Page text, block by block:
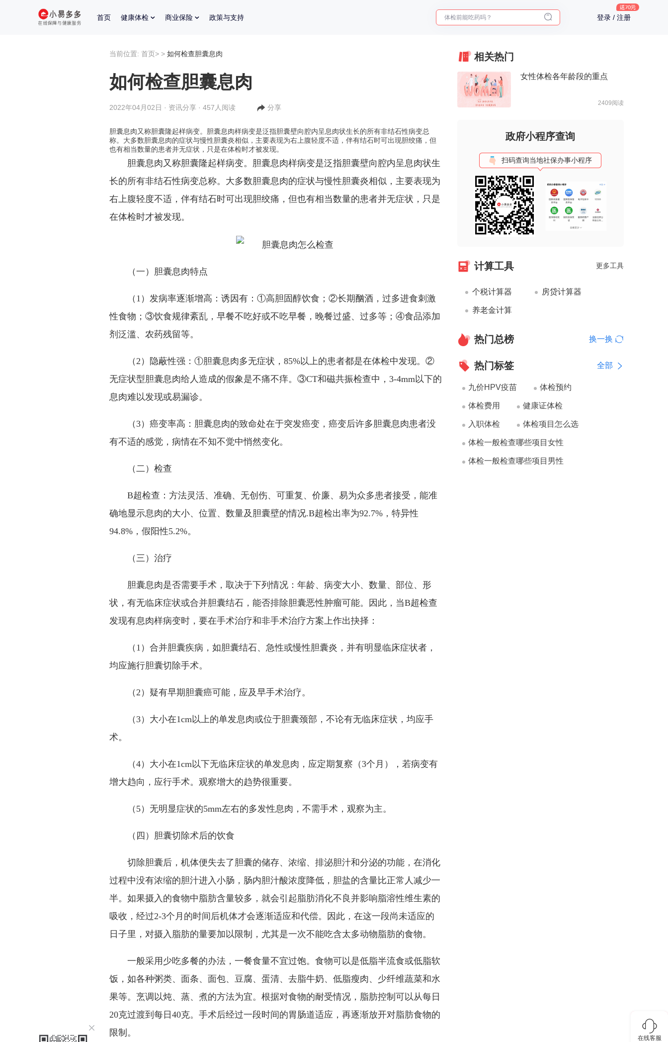
首页 健康体检 商业保险 政策与支持 十大理由告诉你为什么要买保险 登录 / 注册
在线客服
当前位置: 首页> > 如何检查胆囊息肉
如何检查胆囊息肉
2022年04月02日 · 资讯分享 · 457人阅读 分享
胆囊息肉又称胆囊隆起样病变。胆囊息肉样病变是泛指胆囊壁向腔内呈息肉状生长的所有非结石性病变总
称。大多数胆囊息肉的症状与慢性胆囊炎相似，主要表现为右上腹轻度不适，伴有结石时可出现胆绞痛，但
也有相当数量的患者并无症状，只是在体检时才被发现。
胆囊息肉又称胆囊隆起样病变。胆囊息肉样病变是泛指胆囊壁向腔内呈息肉状生
长的所有非结石性病变总称。大多数胆囊息肉的症状与慢性胆囊炎相似，主要表现为
右上腹轻度不适，伴有结石时可出现胆绞痛，但也有相当数量的患者并无症状，只是
在体检时才被发现。
（一）胆囊息肉特点
（ 1 ）发病率逐渐增高：诱因有： ①高胆固醇饮食；②长期酗酒，过多进食刺激
性食物；③饮食规律紊乱，早餐不吃好或不吃早餐，晚餐过盛、过多等； ④食品添加
剂泛滥、农药残留等。
（2 ）隐蔽性强： ①胆囊息肉多无症状， 85%以上的患者都是在体检中发现。②
无症状型胆囊息肉给人造成的假象是不痛不痒。③CT和磁共振检查中， 3-4mm以下的
息肉难以发现或易漏诊。
（3）癌变率高：胆囊息肉的致命处在于突发癌变，癌变后许多胆囊息肉患者没
有不适的感觉，病情在不知不觉中悄然变化。
（二）检查
B超检查：方法灵活、准确、无创伤、可重复、价廉、易为众多患者接受，能准
确地显示息肉的大小、位置、数量及胆囊壁的情况.B超检出率为92.7%，特异性
94.8%，假阳性5.2%。
（三）治疗
胆囊息肉是否需要手术，取决于下列情况：年龄、病变大小、数量、部位、形
状，有无临床症状或合并胆囊结石，能否排除胆囊恶性肿瘤可能。因此，当B超检查
发现有息肉样病变时，要在手术治疗和非手术治疗方案上作出抉择：
（ 1 ）合并胆囊疾病，如胆囊结石、急性或慢性胆囊炎，并有明显临床症状者，
均应施行胆囊切除手术。
（2 ）疑有早期胆囊癌可能，应及早手术治疗。
（3）大小在1cm以上的单发息肉或位于胆囊颈部，不论有无临床症状，均应手
术。
（4）大小在1cm以下无临床症状的单发息肉，应定期复察（3个月），若病变有
增大趋向，应行手术。观察增大的趋势很重要。
（ 5）无明显症状的5mm左右的多发性息肉，不需手术，观察为主。
（四）胆囊切除术后的饮食
切除胆囊后，机体便失去了胆囊的储存、浓缩、排泌胆汁和分泌的功能，在消化
过程中没有浓缩的胆汁进入小肠，肠内胆汁酸浓度降低，胆盐的含量比正常人减少一
半。如果摄入的食物中脂肪含量较多，就会引起脂肪消化不良并影响脂溶性维生素的
吸收，经过2-3个月的时间后机体才会逐渐适应和代偿。因此，在这一段尚未适应的
日子里，对摄入脂肪的量要加以限制，尤其是一次不能吃含太多动物脂肪的食物。
一般采用少吃多餐的办法，一餐食量不宜过饱。食物可以是低脂半流食或低脂软
饭，如各种粥类、面条、面包、豆腐、蛋清、去脂牛奶、低脂瘦肉、少纤维蔬菜和水
果等。烹调以炖、蒸、煮的方法为宜。根据对食物的耐受情况，脂肪控制可以从每日
20克过渡到每日 40克。手术后经过一段时间的胃肠道适应，再逐渐放开对脂肪食物的
限制。
相关热门
女性体检各年龄段的重点
2409阅读
政府小程序查询
扫码查询当地社保办事小程序
计算工具 更多工具
个税计算器 房贷计算器
养老金计算
热门总榜 换一换
热门标签 全部
九价HPV疫苗 体检预约
体检费用 健康证体检
入职体检 体检项目怎么选
体检一般检查哪些项目女性
体检一般检查哪些项目男性